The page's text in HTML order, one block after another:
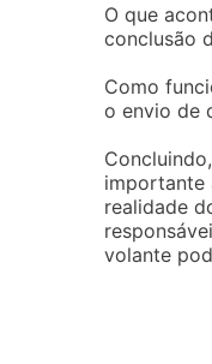
O que
conclusão
Como
o envio de
importante
realidade
volante